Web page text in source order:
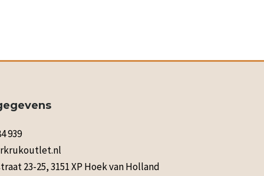
939
23-25, 3151 XP Hoek van Holland